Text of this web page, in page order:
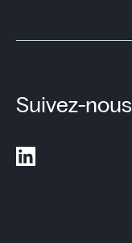
Suivez-nous